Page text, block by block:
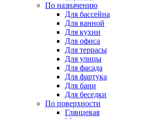
По назначению
Для бассейна
Для ванной
Для кухни
Для офиса
Для террасы
Для улицы
Для фасада
Для фартука
Для бани
Для беседки
По поверхности
Глянцевая